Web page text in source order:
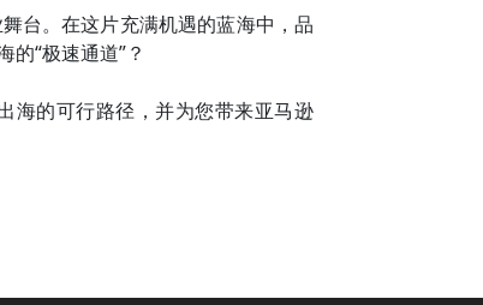
台。在这片充满机遇的蓝海中，品
“极速通道”？
海的可行路径，并为您带来亚马逊